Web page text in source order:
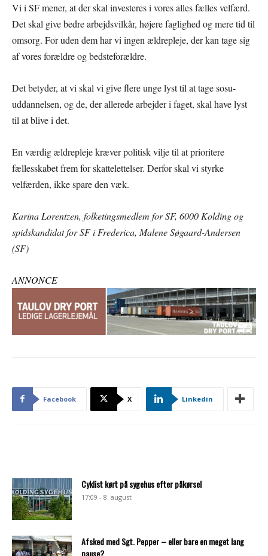
Vi i SF mener, at der skal investeres i vores alles fælles velfærd.
Det skal give bedre arbejdsvilkår, højere faglighed og mere tid til
omsorg. For uden dem har vi ingen ældrepleje, der kan tage sig
af vores forældre og bedsteforældre.
Det betyder, at vi skal vi give flere unge lyst til at tage sosu-
uddannelsen, og de, der allerede arbejder i faget, skal have lyst
til at blive i det.
En værdig ældrepleje kræver politisk vilje til at prioritere
fællesskabet frem for skattelettelser. Derfor skal vi styrke
velfærden, ikke spare den væk.
Karina Lorentzen, folketingsmedlem for SF, 6000 Kolding og
spidskandidat for SF i Frederica, Malene Søgaard-Andersen
(SF)
ANNONCE
Facebook X Linkedin
Cyklist kørt på sygehus efter påkørsel
17:09 - 8. august
Afsked med Sgt. Pepper – eller bare en meget lang
pause?